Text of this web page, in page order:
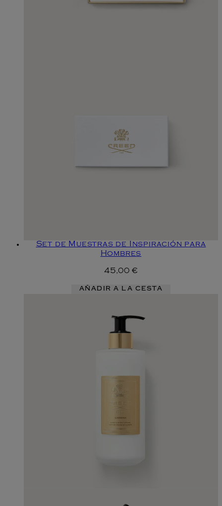
Set de Muestras de Inspiración para
Hombres
45,00 €
AÑADIR A LA CESTA